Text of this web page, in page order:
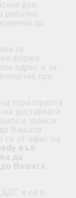
ден.
работно
до
се
на фирма
адрес и за
при
територията
доставката
и зависи
Вашата
си от офис на
във
да
до Вашата
ДДС и са в